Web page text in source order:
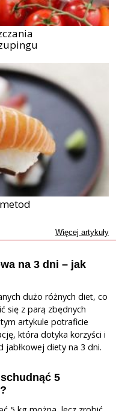
Więcej artykuły
na 3 dni – jak
dużo różnych diet, co
się z parą zbędnych
artykule potraficie
która dotyka korzyści i
jabłkowej diety na 3 dni.
5